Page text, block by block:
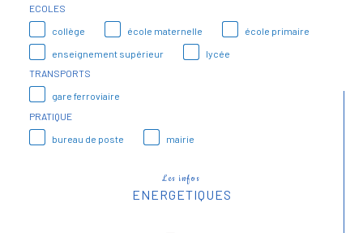
ECOLES
collège
école maternelle école primaire
enseignement supérieur
lycée
TRANSPORTS
gare ferroviaire
PRATIQUE
bureau de poste
mairie
Les infos
ENERGETIQUES